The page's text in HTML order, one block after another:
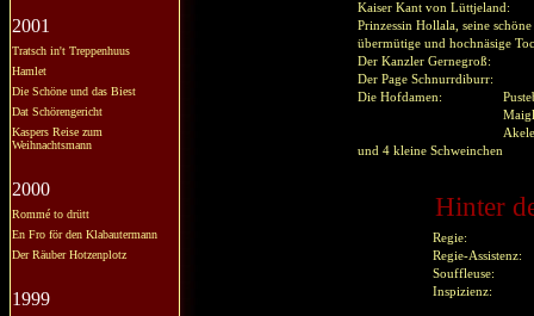
2001
Tratsch in't Treppenhuus
Hamlet
Die Schöne und das Biest
Dat Schörengericht
Kaspers Reise zum
Weihnachtsmann
2000
Rommé to drütt
En Fro för den Klabautermann
Der Räuber Hotzenplotz
1999
Kaiser Kant von Lüttjeland:
Prinzessin Hollala, seine schöne
übermütige und hochnäsige
Der Kanzler Gernegroß:
Der Page Schnurrdiburr:
Die Hofdamen:
und 4 kleine Schweinchen
Hinter
Regie:
Regie-Assistenz:
Souffleuse:
Inspizienz: